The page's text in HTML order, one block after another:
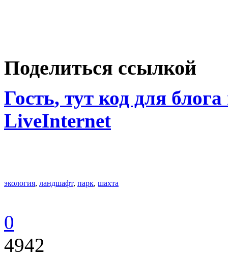
Поделиться ссылкой
Гость, тут код для
LiveInternet
экология, ландшафт, парк, шахта
0
4942